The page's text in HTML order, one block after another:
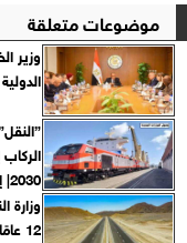
موضوعات متعلقة
وزير
2030| إنفوجراف
وزارة
12 عامًا| إنفوجراف